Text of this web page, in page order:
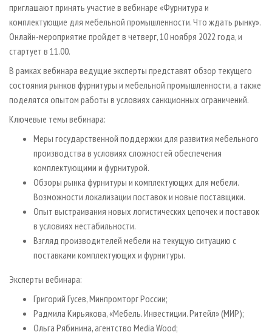
БИОЭНЕРГЕТИКА
ЦБП
ИНСТРУМЕНТ И МАТЕРИАЛЫ
RUSSIAN FORESTRY REVIEW
ГАЗЕТА ЛЕСПРОМФОРУМ
БИБЛИОТЕКА СПЕЦИАЛИСТА
приглашают принять участие в вебинаре «Фурнитура и
комплектующие для мебельной промышленности. Что ждать рынку».
Онлайн-мероприятие пройдет в четверг, 10 ноября 2022 года, и
стартует в 11.00.
В рамках вебинара ведущие эксперты представят обзор текущего
состояния рынков фурнитуры и мебельной промышленности, а также
поделятся опытом работы в условиях санкционных ограничений.
Ключевые темы вебинара:
Меры государственной поддержки для развития мебельного
производства в условиях сложностей обеспечения
комплектующими и фурнитурой.
Обзоры рынка фурнитуры и комплектующих для мебели.
Возможности локализации поставок и новые поставщики.
Опыт выстраивания новых логистических цепочек и поставок
в условиях нестабильности.
Взгляд производителей мебели на текущую ситуацию с
поставками комплектующих и фурнитуры.
Эксперты вебинара:
Григорий Гусев, Минпромторг России;
Радмила Кирьякова, «Мебель. Инвестиции. Ритейл» (МИР);
Ольга Рябинина, агентство Media Wood;